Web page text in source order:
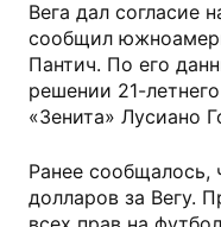
Вега дал согласие
сообщил
Пантич. По его
решении 21-
«Зенита» Лусиано
Ранее сообщалось,
долларов за Вегу.